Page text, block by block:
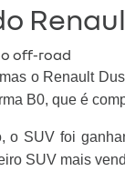
o Renault
B0, que é
o SUV foi
SUV mais